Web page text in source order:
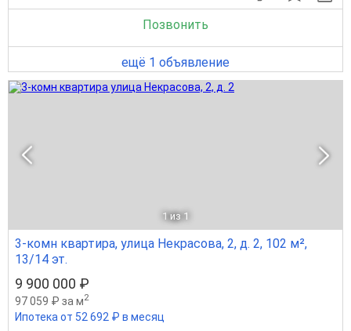
Позвонить
ещё 1 объявление
1 из 1
3-комн квартира, улица Некрасова, 2, д. 2, 102 м²,
13/14 эт.
9 900 000 ₽
97 059 ₽ за м2
Ипотека от 52 692 ₽ в месяц